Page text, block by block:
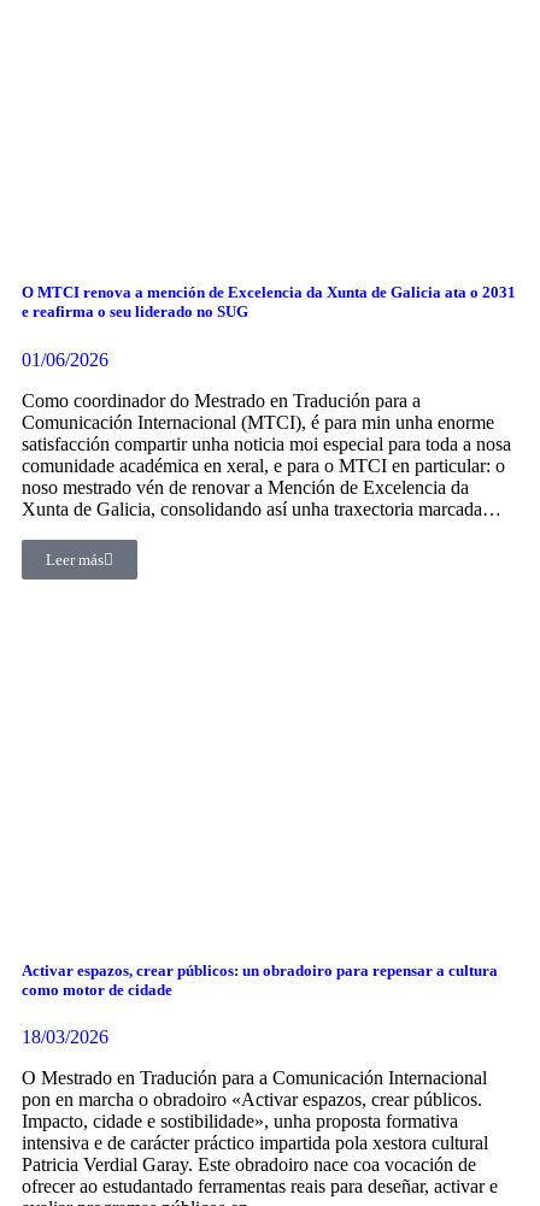
O MTCI renova a mención de Excelencia da Xunta de Galicia ata o 2031
e reafirma o seu liderado no SUG
01/06/2026
Como coordinador do Mestrado en Tradución para a
Comunicación Internacional (MTCI), é para min unha enorme
satisfacción compartir unha noticia moi especial para toda a nosa
comunidade académica en xeral, e para o MTCI en particular: o
noso mestrado vén de renovar a Mención de Excelencia da
Xunta de Galicia, consolidando así unha traxectoria marcada…
Leer más
Activar espazos, crear públicos: un obradoiro para repensar a cultura
como motor de cidade
18/03/2026
O Mestrado en Tradución para a Comunicación Internacional
pon en marcha o obradoiro «Activar espazos, crear públicos.
Impacto, cidade e sostibilidade», unha proposta formativa
intensiva e de carácter práctico impartida pola xestora cultural
Patricia Verdial Garay. Este obradoiro nace coa vocación de
ofrecer ao estudantado ferramentas reais para deseñar, activar e